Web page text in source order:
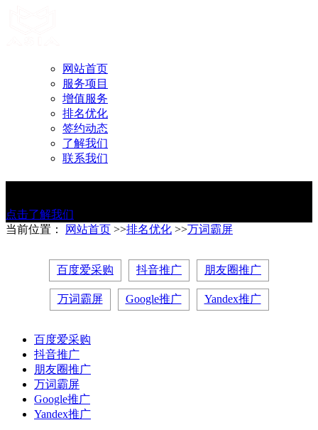
网站首页
服务项目
增值服务
排名优化
签约动态
了解我们
联系我们
点击了解我们
当前位置：
网站首页 >>排名优化 >>万词霸屏
百度爱采购 抖音推广 朋友圈推广
万词霸屏 Google推广 Yandex推广
百度爱采购
抖音推广
朋友圈推广
万词霸屏
Google推广
Yandex推广